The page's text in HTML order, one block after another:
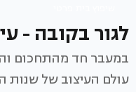
לגור בקובה -
במעבר חד מהתחכום
עולם העיצוב של שנות